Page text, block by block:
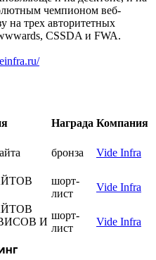
чемпионом веб-
на трех авторитетных
CSSDA и FWA.
Награда Компания
бронза Vide Infra
шорт-
лист
Vide Infra
И
шорт-
лист
Vide Infra